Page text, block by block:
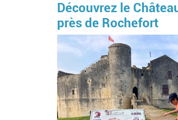
Découvrez le
près de Rochefort